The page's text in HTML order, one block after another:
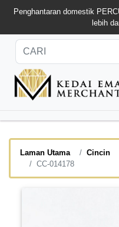
Penghantaran domestik
lebih
Laman Utama Cincin
CC-014178